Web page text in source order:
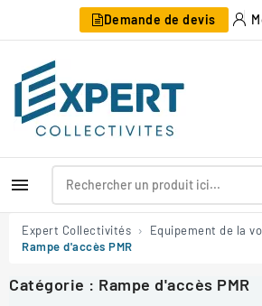
Demande de devis

Expert Collectivités
Equipement de la
Rampe d'accès PMR
Catégorie : Rampe d'accès PMR